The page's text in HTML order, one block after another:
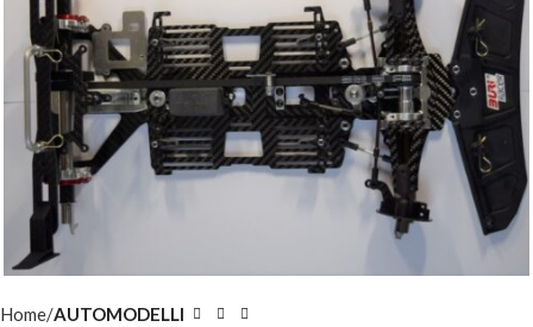
Home AUTOMODELLI